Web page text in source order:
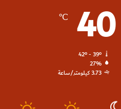
40
℃
42º - 39º
27%
3.73 كيلومتر/ساعة